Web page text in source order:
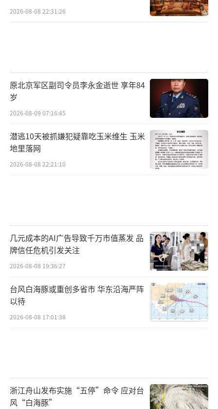
2026-08-08 22:31:26
原北京军区副司令员李永金逝世 享年84
岁
2026-08-09 07:16:45
潜逃10天被抓嫌犯疑靠吃玉米维生 玉米
地里落网
2026-08-08 22:21:10
几元成本的AI广告导致千万市值蒸发 品
牌信任危机引发关注
2026-08-08 19:36:27
台风白海豚或重创多省市 华东沿海严阵
以待
2026-08-08 17:01:38
浙江舟山发布实施“五停”命令 应对台
风“白海豚”